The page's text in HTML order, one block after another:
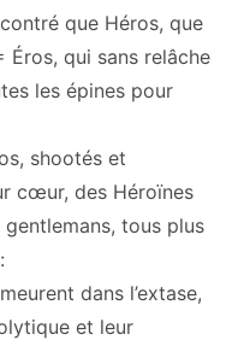
que Héros, que
Éros, qui sans relâche
les épines pour
shootés et
cœur, des Héroïnes
tous plus
dans l’extase,
et leur